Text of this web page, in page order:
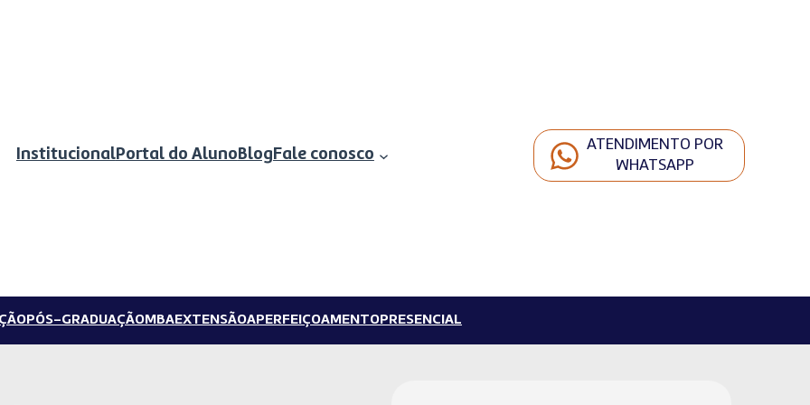
InstitucionalPortal do AlunoBlogFale conosco
ATENDIMENTO POR
WHATSAPP
PÓS-GRADUAÇÃOMBAEXTENSÃOAPERFEIÇOAMENTOPRESENCIAL